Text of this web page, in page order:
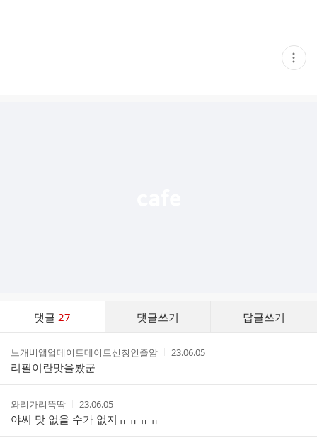
현
재
댓글27 댓글쓰기 답글쓰기
스
작
성
자
느개비앱업데이트데이트신청인줄암
작
간
23.06.05
리필이란맛을봤군
작
성
자
와리가리뚝딱
작
성
시
간
23.06.05
야씨 맛 없을 수가 없지ㅠㅠㅠㅠ